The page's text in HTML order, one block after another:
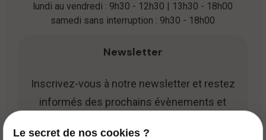
lundi au vendredi : 9h30 - 12h30 | 13h30 - 18h00
samedi sans interruption : 9h30 - 18h00
Newsletter
Inscrivez-vous à notre newsletter et restez
informés des prochains évènements et
Le secret de nos cookies ?